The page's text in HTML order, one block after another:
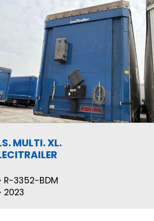
MULTI. XL.
R-3352-BDM
2023